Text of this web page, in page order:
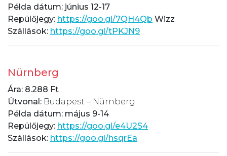
Példa dátum: június 12-17
Repülőjegy: https://goo.gl/7QH4Qb Wizz
Szállások: https://goo.gl/tPKJN9
Nürnberg
Ára: 8.288 Ft
Útvonal: Budapest – Nürnberg
Példa dátum: május 9-14
Repülőjegy: https://goo.gl/e4U2S4
Szállások: https://goo.gl/hsqrEa